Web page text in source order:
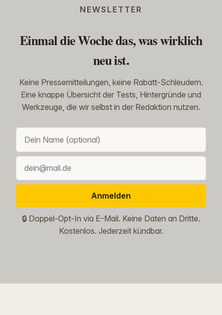
NEWSLETTER
Einmal die Woche das, was wirklich
neu ist.
Keine Pressemitteilungen, keine Rabatt-Schleudern.
Eine knappe Übersicht der Tests, Hintergründe und
Werkzeuge, die wir selbst in der Redaktion nutzen.
Anmelden
🔒 Doppel-Opt-In via E-Mail. Keine Daten an Dritte.
Kostenlos. Jederzeit kündbar.